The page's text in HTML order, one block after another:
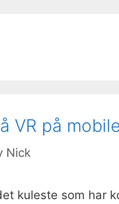
VR på
Nick
kuleste som har